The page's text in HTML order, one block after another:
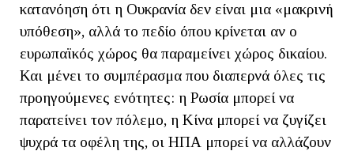
κατανόηση ότι η Ουκρανία δεν είναι μια «μακρινή
υπόθεση», αλλά το πεδίο όπου κρίνεται αν ο
ευρωπαϊκός χώρος θα παραμείνει χώρος δικαίου.
Και μένει το συμπέρασμα που διαπερνά όλες τις
προηγούμενες ενότητες: η Ρωσία μπορεί να
παρατείνει τον πόλεμο, η Κίνα μπορεί να ζυγίζει
ψυχρά τα οφέλη της, οι ΗΠΑ μπορεί να αλλάζουν